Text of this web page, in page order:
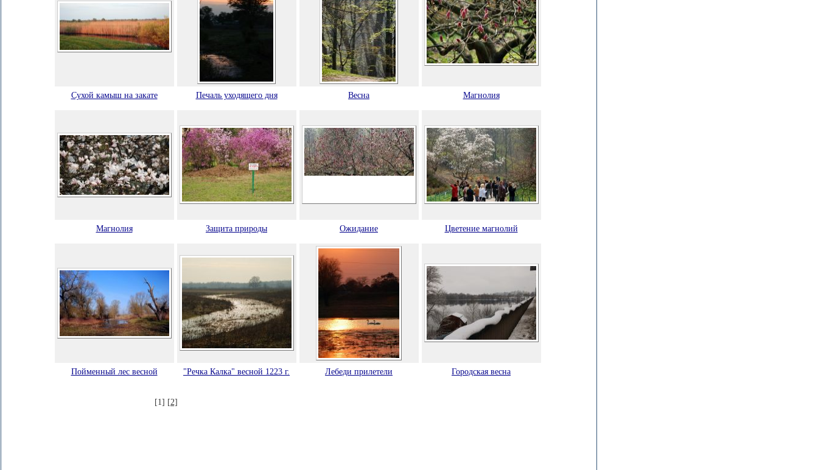
Сухой камыш на закате Печаль уходящего дня Весна Магнолия
Магнолия Защита природы Ожидание Цветение магнолий
Пойменный лес весной "Речка Калка" весной 1223 г. Лебеди прилетели Городская весна
[1] [2]